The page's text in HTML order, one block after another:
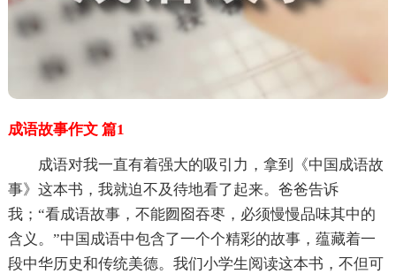
成语故事作文 篇1
成语对我一直有着强大的吸引力，拿到《中国成语故
事》这本书，我就迫不及待地看了起来。爸爸告诉
我；“看成语故事，不能囫囵吞枣，必须慢慢品味其中的
含义。”中国成语中包含了一个个精彩的故事，蕴藏着一
段中华历史和传统美德。我们小学生阅读这本书，不但可